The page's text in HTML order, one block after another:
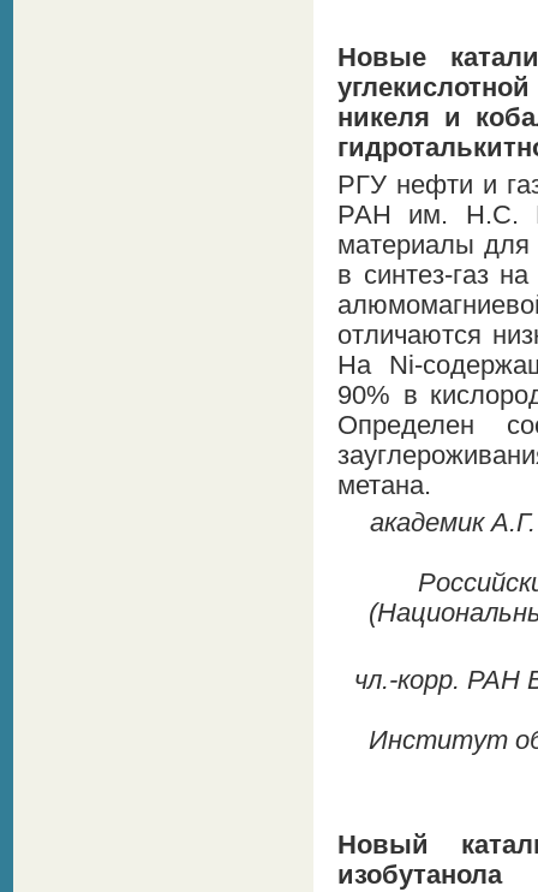
Новые
никеля и
РГУ нефти и
РАН им. Н.С.
материалы для
в синтез-газ
отличаются
На Ni-
90% в
Определен
метана.
академик
чл.-корр. РАН
Институт
Новый
изобутанола